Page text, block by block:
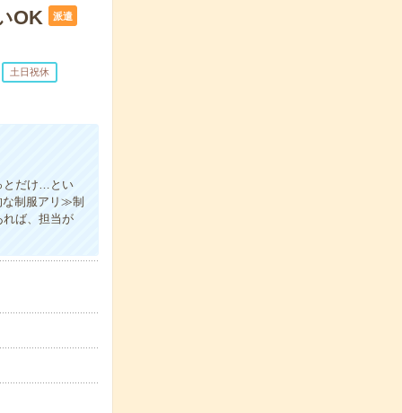
OK 派遣
土日祝休
とだけ…とい
制服アリ≫制
ば、担当が